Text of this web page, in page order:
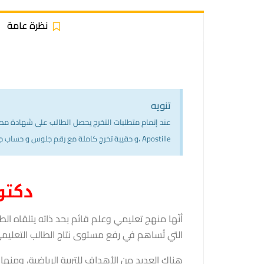
نظرة عامة
تنويه
عند إتمام متطلبات التخرج يحصل الطالب على شهادة
Apostille ،و حقيبة تخرج كاملة مع رقم جلوس و حساب جامعي دائم بالموقع
أنّها منهج تعليمي وعلم قائم بحد ذاته يتلقاه
التي تُساهم في رفع مستوى نتاج الطالب
هناك العديد من الأهداف للتربية الرياضية،